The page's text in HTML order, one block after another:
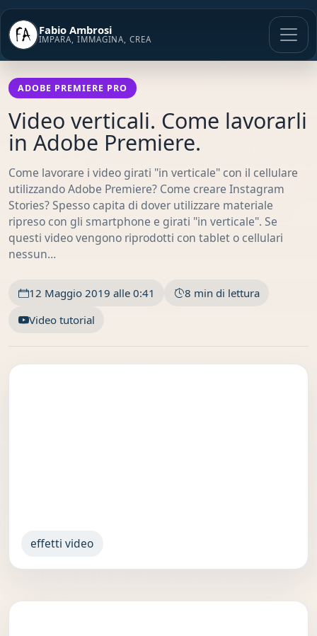
Vai
contenuto
Fabio Ambrosi
IMPARA, IMMAGINA, CREA
ADOBE PREMIERE PRO
Video verticali. Come lavorarli
in Adobe Premiere.
Come lavorare i video girati "in verticale" con il cellulare
utilizzando Adobe Premiere? Come creare Instagram
Stories? Spesso capita di dover utilizzare materiale
ripreso con gli smartphone e girati "in verticale". Se
questi video vengono riprodotti con tablet o cellulari
nessun…
12 Maggio 2019 alle 0:41
8 min di lettura
Video tutorial
effetti video